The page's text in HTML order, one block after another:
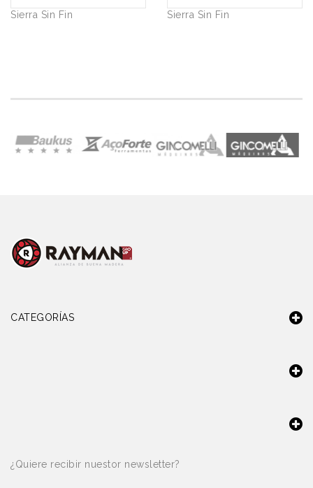
Sierra Sin Fin Sierra Sin Fin
CATEGORÍAS
¿Quiere recibir nuestor newsletter?